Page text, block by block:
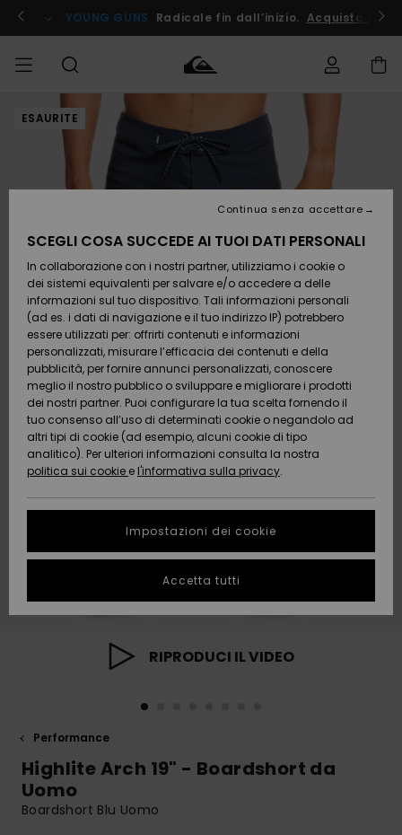
informazioni
prodotto
! YOUNG GUNS Radicale fin dall’inizio. Acquista Ora
UOMO Abbigliamento
Accessori
Calzature
e
infradito
Surf /
Acqua
Snow
Scoprire
Abbigliamento
Accessori
Calzature
e
infradito
Surf /
Acqua
Neve
Scoprire
Shop
Nuovi
Da
Scoprire
Snow
SURF
Surf Shop
Uomo
Highlights
Comunità
SNOW
Snow
Shop
Uomo
Shop
Snow
Shop
Donna
Da
Scoprire
OUTLET
Outlet
Uomo
Outlet
Donna
AIUTO &
CONTATTI
Accedi al tuo
ordine
Pagamento
Buono regalo
Quiksilver
Freedom
Protezione
dei dati
Guida alle
conversazione
per ottenere
la risposta
alla tua
domanda.
Avvia una
conversazione
risposte alle
domande
e accedi al
APP
ESAURITE
RIPRODUCI IL VIDEO
Performance
Highlite Arch 19" - Boardshort da
Uomo
Boardshort Blu Uomo
SCEGLI COSA SUCCEDE AI TUOI DATI PERSONALI
In collaborazione con i nostri partner, utilizziamo i cookie o
dei sistemi equivalenti per salvare e/o accedere a delle
informazioni sul tuo dispositivo. Tali informazioni personali
(ad es. i dati di navigazione e il tuo indirizzo IP) potrebbero
essere utilizzati per: offrirti contenuti e informazioni
personalizzati, misurare l’efficacia dei contenuti e della
pubblicità, per fornire annunci personalizzati, conoscere
meglio il nostro pubblico o sviluppare e migliorare i prodotti
dei nostri partner. Puoi configurare la tua scelta fornendo il
tuo consenso all’uso di determinati cookie o negandolo ad
altri tipi di cookie (ad esempio, alcuni cookie di tipo
analitico). Per ulteriori informazioni consulta la nostra
politica sui cookie e l'informativa sulla privacy.
Impostazioni dei cookie
Continua senza accettare
Accetta tutti